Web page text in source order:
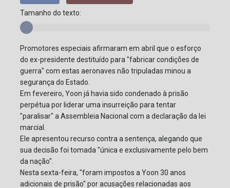
Tamanho do texto:
Promotores especiais afirmaram em abril que o esforço
do ex-presidente destituído para "fabricar condições de
guerra" com estas aeronaves não tripuladas minou a
segurança do Estado.
Em fevereiro, Yoon já havia sido condenado à prisão
perpétua por liderar uma insurreição para tentar
"paralisar" a Assembleia Nacional com a declaração da lei
marcial.
Ele apresentou recurso contra a sentença, alegando que
sua decisão foi tomada "única e exclusivamente pelo bem
da nação".
Nesta sexta-feira, "foram impostos a Yoon 30 anos
adicionais de prisão" por acusações relacionadas aos